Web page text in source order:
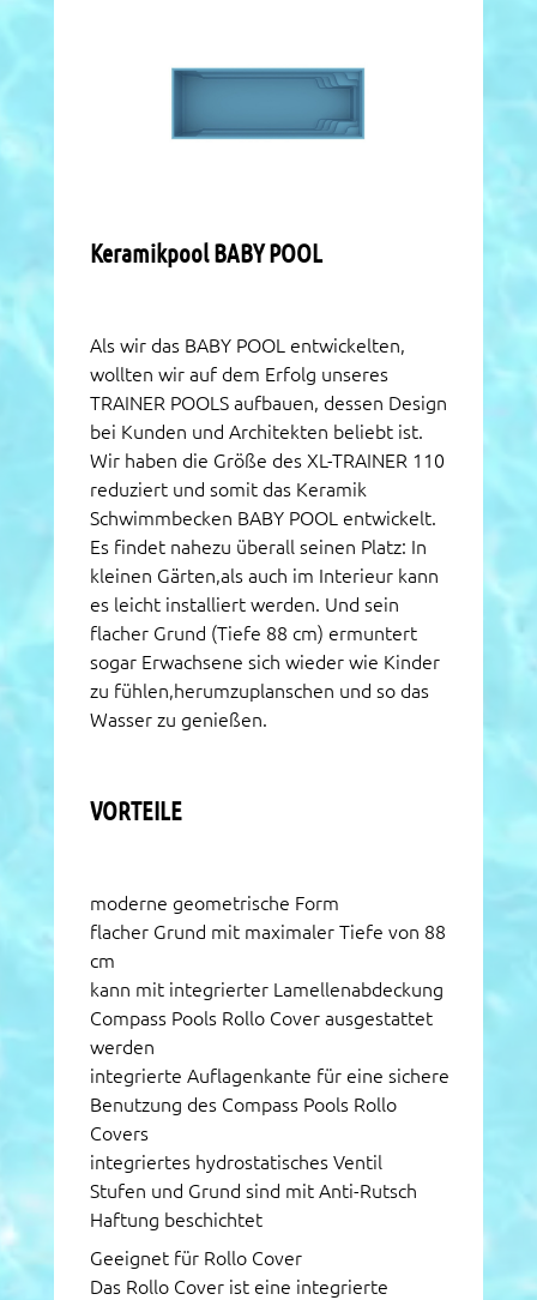
Keramikpool BABY POOL
Als wir das BABY POOL entwickelten,
wollten wir auf dem Erfolg unseres
TRAINER POOLS aufbauen, dessen Design
bei Kunden und Architekten beliebt ist.
Wir haben die Größe des XL-TRAINER 110
reduziert und somit das Keramik
Schwimmbecken BABY POOL entwickelt.
Es findet nahezu überall seinen Platz: In
kleinen Gärten,als auch im Interieur kann
es leicht installiert werden. Und sein
flacher Grund (Tiefe 88 cm) ermuntert
sogar Erwachsene sich wieder wie Kinder
zu fühlen,herumzuplanschen und so das
Wasser zu genießen.
VORTEILE
moderne geometrische Form
flacher Grund mit maximaler Tiefe von 88
cm
kann mit integrierter Lamellenabdeckung
Compass Pools Rollo Cover ausgestattet
werden
integrierte Auflagenkante für eine sichere
Benutzung des Compass Pools Rollo
Covers
integriertes hydrostatisches Ventil
Stufen und Grund sind mit Anti-Rutsch
Haftung beschichtet
Geeignet für Rollo Cover
Das Rollo Cover ist eine integrierte